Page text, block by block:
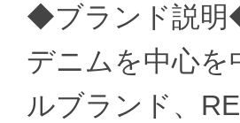
◆ブランド説
デニムを中心
ルブランド、